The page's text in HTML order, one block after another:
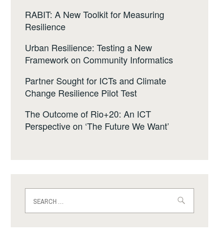
RABIT: A New Toolkit for Measuring
Resilience
Urban Resilience: Testing a New
Framework on Community Informatics
Partner Sought for ICTs and Climate
Change Resilience Pilot Test
The Outcome of Rio+20: An ICT
Perspective on ‘The Future We Want’
for: